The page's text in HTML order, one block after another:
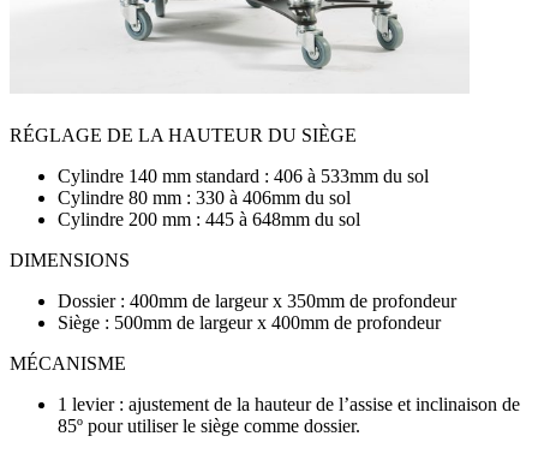
RÉGLAGE DE LA HAUTEUR DU SIÈGE
Cylindre 140 mm standard : 406 à 533mm du sol
Cylindre 80 mm : 330 à 406mm du sol
Cylindre 200 mm : 445 à 648mm du sol
DIMENSIONS
Dossier : 400mm de largeur x 350mm de profondeur
Siège : 500mm de largeur x 400mm de profondeur
MÉCANISME
1 levier : ajustement de la hauteur de l’assise et inclinaison de
85º pour utiliser le siège comme dossier.